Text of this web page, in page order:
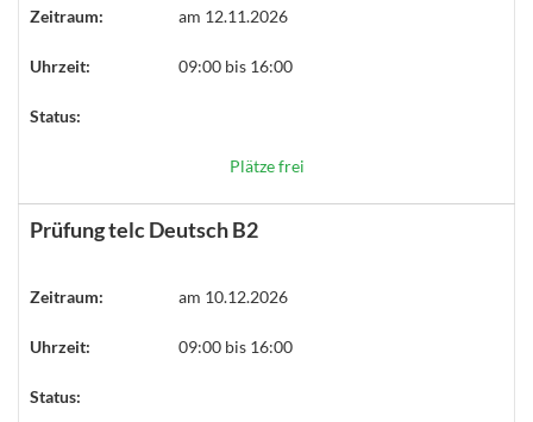
Zeitraum: am 12.11.2026
Uhrzeit: 09:00 bis 16:00
Status:
Plätze frei
Prüfung telc Deutsch B2
Zeitraum: am 10.12.2026
Uhrzeit: 09:00 bis 16:00
Status: